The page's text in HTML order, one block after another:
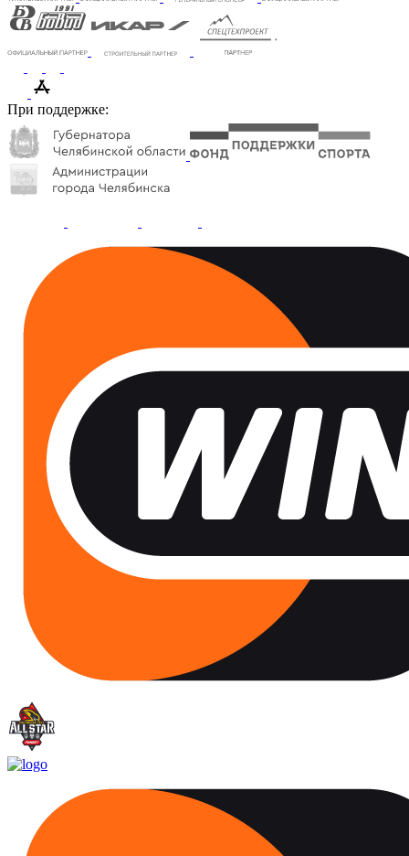
При поддержке: